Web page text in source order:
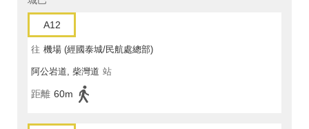
A12
往 機場 (經國泰城/民航處總部)
阿公岩道, 柴灣道 站
距離 60m